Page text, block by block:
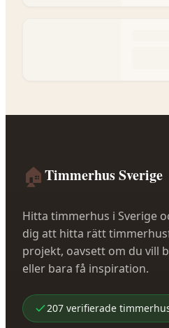
🏠Timmerhus Sverige
Hitta timmerhus i Sverige
dig att hitta rätt
projekt, oavsett om du vill
eller bara få inspiration.
207 verifierade